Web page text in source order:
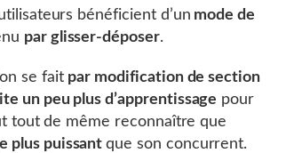
bénéficient d’un mode de
par glisser-déposer.
se fait par modification de section
un peu plus d’apprentissage pour
tout de même reconnaître que
plus puissantque son concurrent.